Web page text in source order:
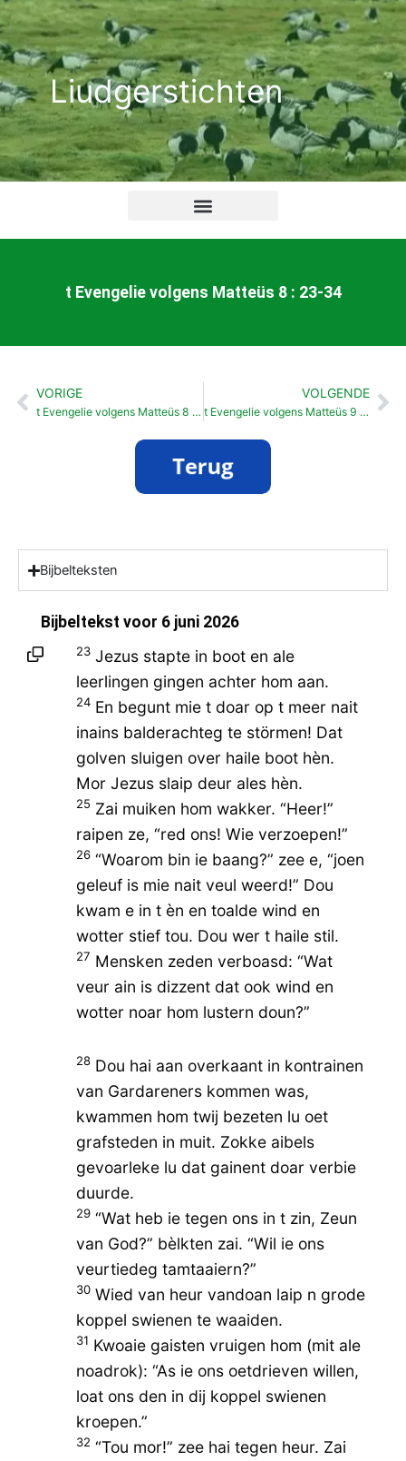
Ga
naar
de
inhoudLiudgerstichten
t Evengelie volgens Matteüs 8 : 23-34
Vorige
VORIGE
t Evengelie volgens Matteüs 8 : 14-22
VOLGENDE
t Evengelie volgens Matteüs 9 : 1-17
Bijbelteksten
Bijbeltekst voor 6 juni 2026
23Jezus stapte in boot en ale
leerlingen gingen achter hom aan.
24En begunt mie t doar op t meer nait
inains balderachteg te störmen! Dat
golven sluigen over haile boot hèn.
Mor Jezus slaip deur ales hèn.
25 Zai muiken hom wakker. “Heer!”
raipen ze, “red ons! Wie verzoepen!”
26“Woarom bin ie baang?” zee e, “joen
geleuf is mie nait veul weerd!” Dou
kwam e in t èn en toalde wind en
wotter stief tou. Dou wer t haile stil.
27 Mensken zeden verboasd: “Wat
veur ain is dizzent dat ook wind en
wotter noar hom lustern doun?”
28Dou hai aan overkaant in kontrainen
van Gardareners kommen was,
kwammen hom twij bezeten lu oet
grafsteden in muit. Zokke aibels
gevoarleke lu dat gainent doar verbie
duurde.
29“Wat heb ie tegen ons in t zin, Zeun
van God?” bèlkten zai. “Wil ie ons
veurtiedeg tamtaaiern?”
30Wied van heur vandoan laip n grode
koppel swienen te waaiden.
31 Kwoaie gaisten vruigen hom (mit ale
noadrok): “As ie ons oetdrieven willen,
loat ons den in dij koppel swienen
kroepen.”
32 “Tou mor!” zee hai tegen heur. Zai